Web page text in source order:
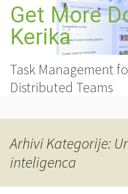
Preskoči
vsebino
Get More
Kerika
Task Management
Distributed Teams
Arhivi Kategorije:
inteligenca